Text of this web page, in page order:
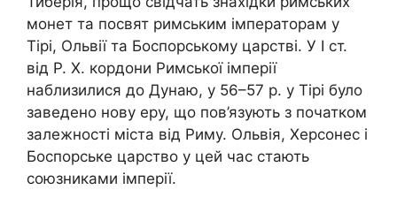
монет та посвят римським імператорам у
Тірі, Ольвії та Боспорському царстві. У І ст.
від Р. Х. кордони Римської імперії
наблизилися до Дунаю, у 56–57 р. у Тірі було
заведено нову еру, що пов’язують з початком
залежності міста від Риму. Ольвія, Херсонес і
Боспорське царство у цей час стають
союзниками імперії.